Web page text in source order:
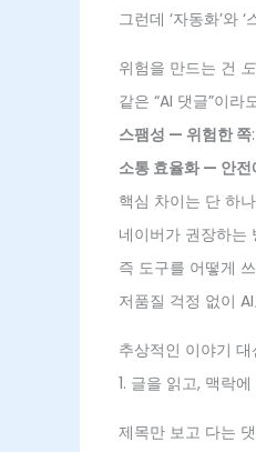
그런데 ‘자동화’와
위험을 만드는 건
같은 “AI 댓글”이라
스팸성 — 위험한 쪽
소통 효율화 — 안전
핵심 차이는 단 하
네이버가 권장하는
즉 도구를 어떻게
저품질 걱정 없이
추상적인 이야기
1. 글을 읽고, 맥락에
제목만 보고 다는